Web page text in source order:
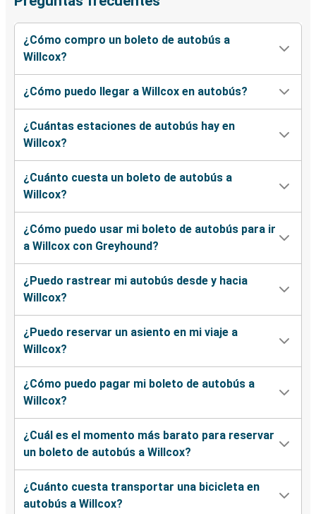
¿Cómo compro un boleto de autobús a
Willcox?
¿Cómo puedo llegar a Willcox en autobús?
¿Cuántas estaciones de autobús hay en
Willcox?
¿Cuánto cuesta un boleto de autobús a
Willcox?
¿Cómo puedo usar mi boleto de autobús para ir
a Willcox con Greyhound?
¿Puedo rastrear mi autobús desde y hacia
Willcox?
¿Puedo reservar un asiento en mi viaje a
Willcox?
¿Cómo puedo pagar mi boleto de autobús a
Willcox?
¿Cuál es el momento más barato para reservar
un boleto de autobús a Willcox?
¿Cuánto cuesta transportar una bicicleta en
autobús a Willcox?